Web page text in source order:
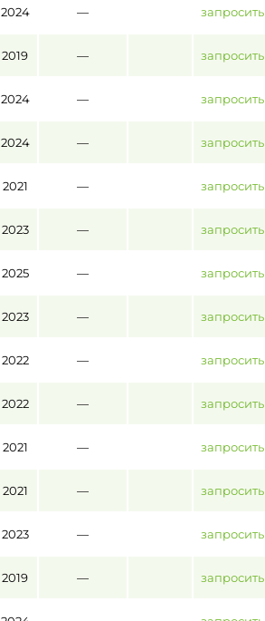
2024 — запросить
2019 — запросить
2024 — запросить
2024 — запросить
2021 — запросить
2023 — запросить
2025 — запросить
2023 — запросить
2022 — запросить
2022 — запросить
2021 — запросить
2021 — запросить
2023 — запросить
2019 — запросить